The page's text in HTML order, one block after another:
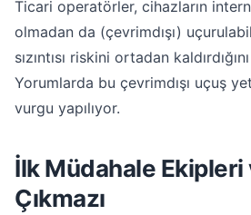
Ticari operatörler, cihazların
olmadan da (çevrimdışı)
sızıntısı riskini ortadan
Yorumlarda bu çevrimdışı uçuş
vurgu yapılıyor.
İlk Müdahale Ekipleri
Çıkmazı